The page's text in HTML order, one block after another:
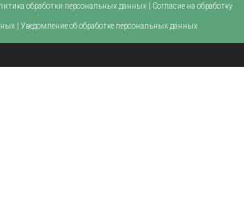
обработки персональных данных | Согласие на обработку
| Уведомление об обработке персональных данных